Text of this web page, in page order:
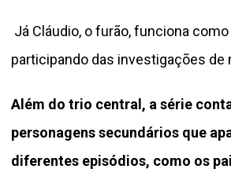
Já Cláudio, o furão, funciona
participando das investigações de
Além do trio central, a série
personagens secundários que
diferentes episódios, como os